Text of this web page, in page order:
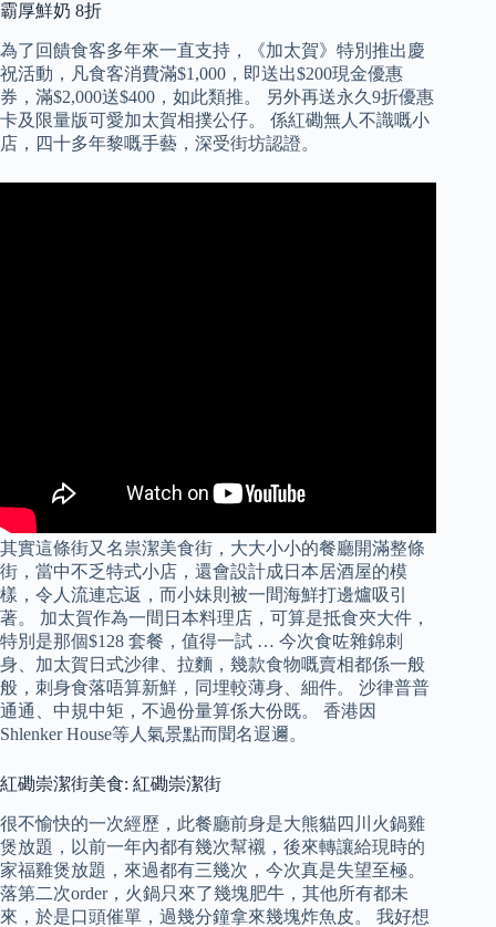
霸厚鮮奶 8折
為了回饋食客多年來一直支持，《加太賀》特別推出慶
祝活動，凡食客消費滿$1,000，即送出$200現金優惠
券，滿$2,000送$400，如此類推。 另外再送永久9折優惠
卡及限量版可愛加太賀相撲公仔。 係紅磡無人不識嘅小
店，四十多年黎嘅手藝，深受街坊認證。
其實這條街又名祟潔美食街，大大小小的餐廳開滿整條
街，當中不乏特式小店，還會設計成日本居酒屋的模
樣，令人流連忘返，而小妹則被一間海鮮打邊爐吸引
著。 加太賀作為一間日本料理店，可算是抵食夾大件，
特別是那個$128 套餐，值得一試 … 今次食咗雜錦刺
身、加太賀日式沙律、拉麵，幾款食物嘅賣相都係一般
般，刺身食落唔算新鮮，同埋較薄身、細件。 沙律普普
通通、中規中矩，不過份量算係大份既。 香港因
Shlenker House等人氣景點而聞名遐邇。
紅磡崇潔街美食: 紅磡崇潔街
很不愉快的一次經歷，此餐廳前身是大熊貓四川火鍋雞
煲放題，以前一年內都有幾次幫襯，後來轉讓給現時的
家福雞煲放題，來過都有三幾次，今次真是失望至極。
落第二次order，火鍋只來了幾塊肥牛，其他所有都未
來，於是口頭催單，過幾分鐘拿來幾塊炸魚皮。 我好想